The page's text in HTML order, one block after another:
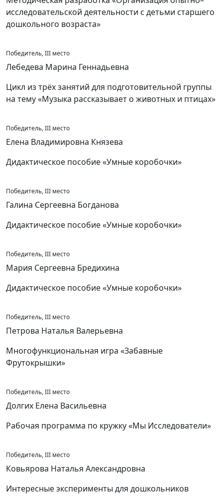
исследовательской деятельности с детьми старшего
дошкольного возраста»
Победитель, III место
Лебедева Марина Геннадьевна
Цикл из трёх занятий для подготовительной группы
на тему «Музыка рассказывает о животных и птицах»
Победитель, III место
Елена Владимировна Князева
Дидактическое пособие «Умные коробочки»
Победитель, III место
Галина Сергеевна Богданова
Дидактическое пособие «Умные коробочки»
Победитель, III место
Мария Сергеевна Бредихина
Дидактическое пособие «Умные коробочки»
Победитель, III место
Петрова Наталья Валерьевна
Многофункциональная игра «Забавные
Фрутокрышки»
Победитель, III место
Долгих Елена Васильевна
Рабочая программа по кружку «Мы Исследователи»
Победитель, III место
Ковьярова Наталья Александровна
Интересные эксперименты для дошкольников